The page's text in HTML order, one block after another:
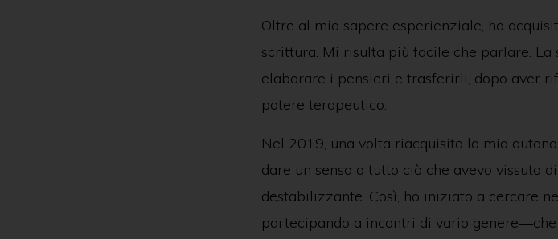
Oltre al mio sapere esperienziale, ho
scrittura. Mi risulta più facile che parlare.
elaborare i pensieri e trasferirli, dopo aver
potere terapeutico.
Nel 2019, una volta riacquisita la mia
dare un senso a tutto ciò che avevo vissuto
destabilizzante. Così, ho iniziato a cercare
partecipando a incontri di vario